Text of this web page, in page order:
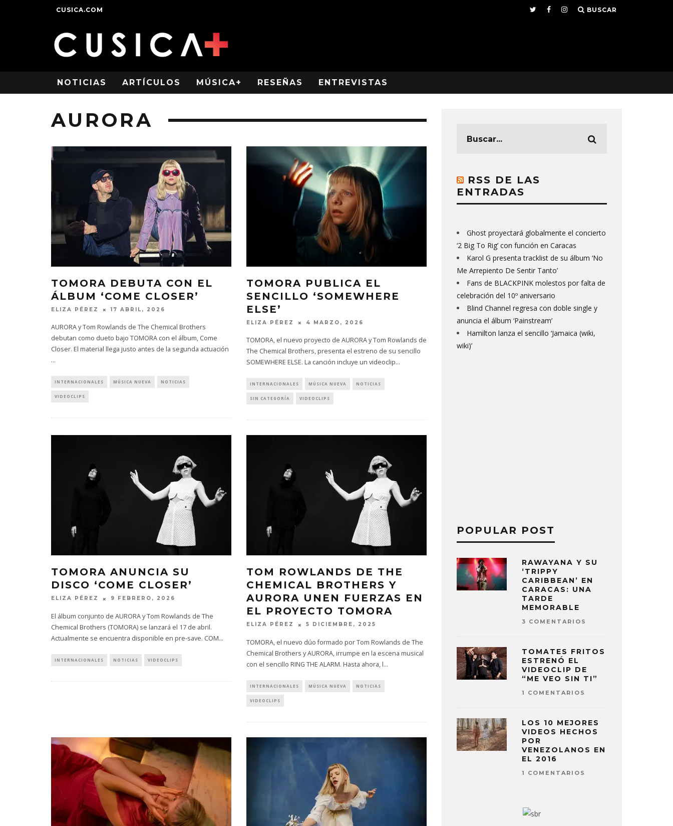
CUSICA.COM BUSCAR
NOTICIAS ARTÍCULOS MÚSICA+ RESEÑAS ENTREVISTAS
AURORA
TOMORA DEBUTA CON EL
ÁLBUM ‘COME CLOSER’
ELIZA PÉREZ 17 ABRIL, 2026
AURORA y Tom Rowlands de The Chemical Brothers
debutan como dueto bajo TOMORA con el álbum, Come
Closer. El material llega justo antes de la segunda actuación
...
INTERNACIONALES MÚSICA NUEVA NOTICIAS
VIDEOCLIPS
TOMORA PUBLICA EL
SENCILLO ‘SOMEWHERE
ELSE’
ELIZA PÉREZ 4 MARZO, 2026
TOMORA, el nuevo proyecto de AURORA y Tom Rowlands de
The Chemical Brothers, presenta el estreno de su sencillo
SOMEWHERE ELSE. La canción incluye un videoclip...
INTERNACIONALES MÚSICA NUEVA NOTICIAS
SIN CATEGORÍA VIDEOCLIPS
TOMORA ANUNCIA SU
DISCO ‘COME CLOSER’
ELIZA PÉREZ 9 FEBRERO, 2026
El álbum conjunto de AURORA y Tom Rowlands de The
Chemical Brothers (TOMORA) se lanzará el 17 de abril.
Actualmente se encuentra disponible en pre-save. COM...
INTERNACIONALES NOTICIAS VIDEOCLIPS
TOM ROWLANDS DE THE
CHEMICAL BROTHERS Y
AURORA UNEN FUERZAS EN
EL PROYECTO TOMORA
ELIZA PÉREZ 5 DICIEMBRE, 2025
TOMORA, el nuevo dúo formado por Tom Rowlands de The
Chemical Brothers y AURORA, irrumpe en la escena musical
con el sencillo RING THE ALARM. Hasta ahora, l...
INTERNACIONALES MÚSICA NUEVA NOTICIAS
VIDEOCLIPS
RSS DE LAS
ENTRADAS
Ghost proyectará globalmente el concierto
‘2 Big To Rig’ con función en Caracas
Karol G presenta tracklist de su álbum ‘No
Me Arrepiento De Sentir Tanto’
Fans de BLACKPINK molestos por falta de
celebración del 10º aniversario
Blind Channel regresa con doble single y
anuncia el álbum ‘Painstream’
Hamilton lanza el sencillo ‘Jamaica (wiki,
wiki)’
POPULAR POST
RAWAYANA Y SU
‘TRIPPY
CARIBBEAN’ EN
CARACAS: UNA
TARDE
MEMORABLE
3 COMENTARIOS
TOMATES FRITOS
ESTRENÓ EL
VIDEOCLIP DE
“ME VEO SIN TI”
1 COMENTARIOS
LOS 10 MEJORES
VIDEOS HECHOS
POR
VENEZOLANOS EN
EL 2016
1 COMENTARIOS